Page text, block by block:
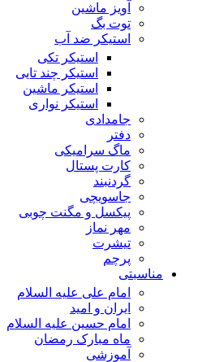
آویز ماشین
توت بگ
استیکر ضد آب
استیکر تکی
استیکر چند تایی
استیکر ماشین
استیکر نواری
جامدادی
دفتر
ماگ سرامیکی
کارت پستال
گردنبند
جاسویچی
پیکسل و مگنت چوبی
مهر نماز
تیشرت
پرچم
مناسبتی
امام علی علیه السلام
ایران و امید
امام حسین علیه السلام
ماه مبارک رمضان
آموزشی